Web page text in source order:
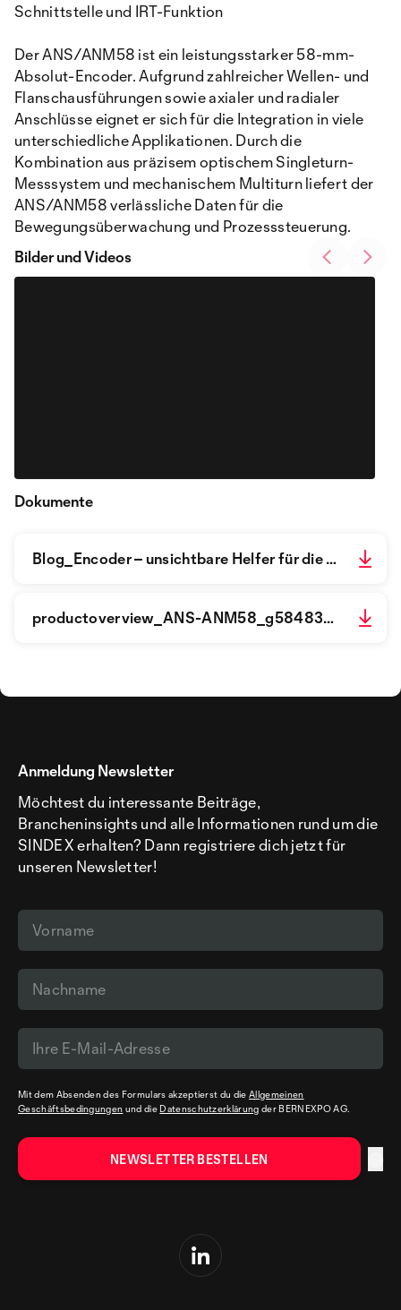
Schnittstelle und IRT-Funktion
Der ANS/ANM58 ist ein leistungsstarker 58-mm-
Absolut-Encoder. Aufgrund zahlreicher Wellen- und
Flanschausführungen sowie axialer und radialer
Anschlüsse eignet er sich für die Integration in viele
unterschiedliche Applikationen. Durch die
Kombination aus präzisem optischem Singleturn-
Messsystem und mechanischem Multiturn liefert der
ANS/ANM58 verlässliche Daten für die
Bewegungsüberwachung und Prozesssteuerung.
Bilder und Videos
Dokumente
Blog_Encoder – unsichtbare Helfer für die Automatisierung _ SICK.pdf
productoverview_ANS-ANM58_g584838_de.pdf
Anmeldung Newsletter
Möchtest du interessante Beiträge,
Brancheninsights und alle Informationen rund um die
SINDEX erhalten? Dann registriere dich jetzt für
unseren Newsletter!
Mit dem Absenden des Formulars akzeptierst du dieAllgemeinen
Geschäftsbedingungen und die Datenschutzerklärung der BERNEXPO AG.